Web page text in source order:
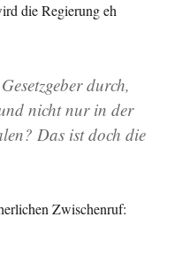
die Regierung eh
durch,
nicht nur in der
Das ist doch die
Zwischenruf: